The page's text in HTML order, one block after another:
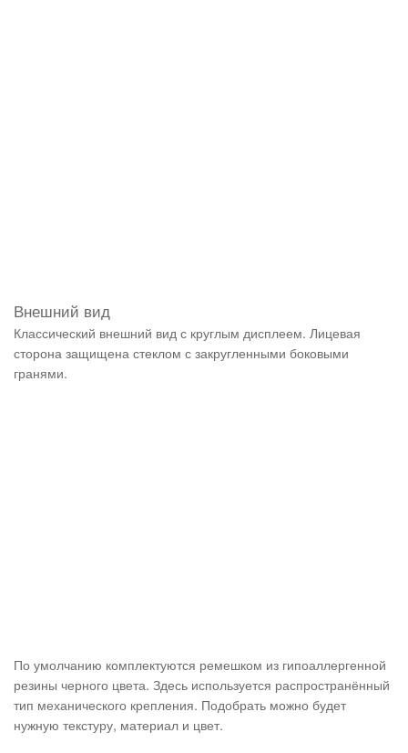
Внешний вид
Классический внешний вид с круглым дисплеем. Лицевая
сторона защищена стеклом с закругленными боковыми
гранями.
По умолчанию комплектуются ремешком из гипоаллергенной
резины черного цвета. Здесь используется распространённый
тип механического крепления. Подобрать можно будет
нужную текстуру, материал и цвет.